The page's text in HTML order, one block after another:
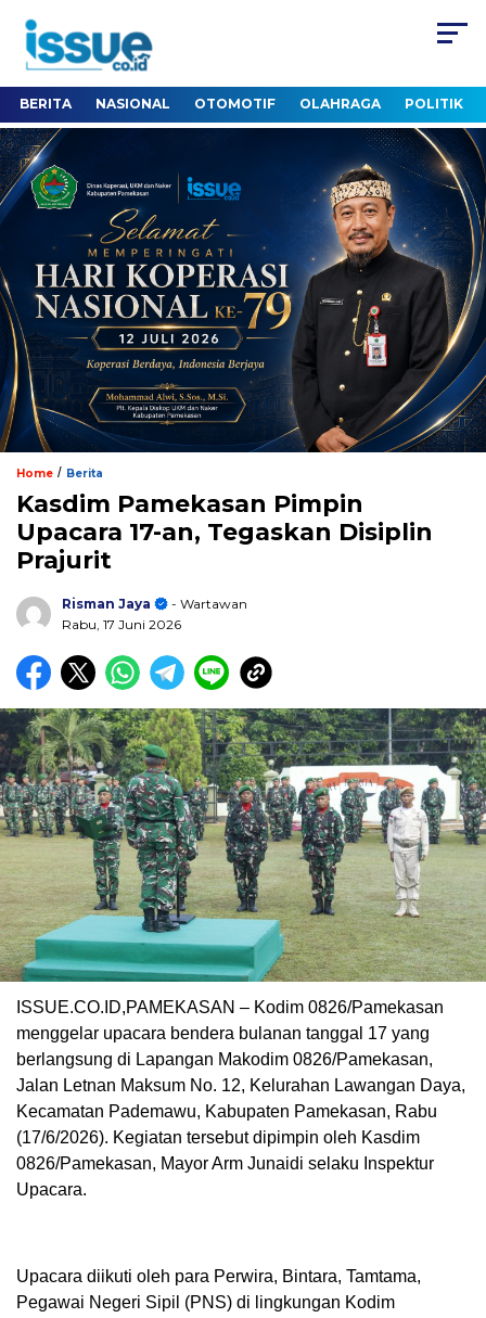
BERITA NASIONAL OTOMOTIF OLAHRAGA POLITIK
Home / Berita
Kasdim Pamekasan Pimpin
Upacara 17-an, Tegaskan Disiplin
Prajurit
Risman Jaya
- Wartawan
Rabu, 17 Juni 2026
ISSUE.CO.ID,PAMEKASAN – Kodim 0826/Pamekasan
menggelar upacara bendera bulanan tanggal 17 yang
berlangsung di Lapangan Makodim 0826/Pamekasan,
Jalan Letnan Maksum No. 12, Kelurahan Lawangan Daya,
Kecamatan Pademawu, Kabupaten Pamekasan, Rabu
(17/6/2026). Kegiatan tersebut dipimpin oleh Kasdim
0826/Pamekasan, Mayor Arm Junaidi selaku Inspektur
Upacara.
Upacara diikuti oleh para Perwira, Bintara, Tamtama,
Pegawai Negeri Sipil (PNS) di lingkungan Kodim